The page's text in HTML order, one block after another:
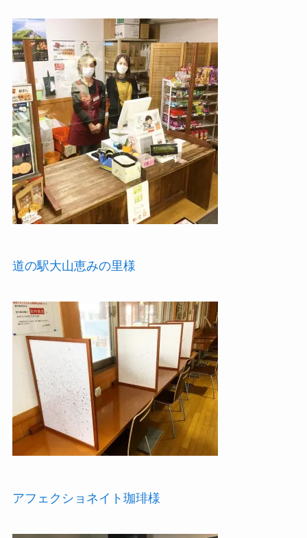
道の駅大山恵みの里様
アフェクショネイト珈琲様